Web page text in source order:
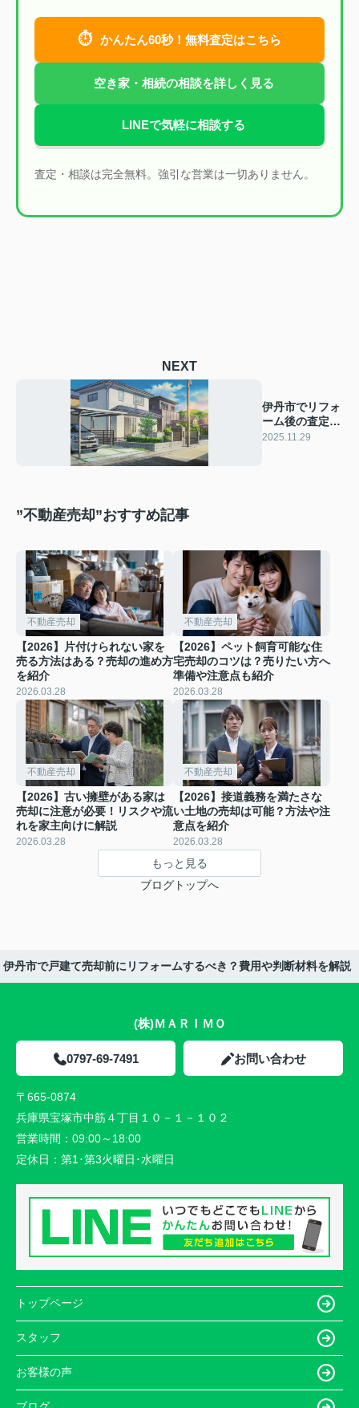
⏱ かんたん60秒！無料査定はこちら
空き家・相続の相談を詳しく見る
LINEで気軽に相談する
査定・相談は完全無料。強引な営業は一切ありません。
NEXT
伊丹市でリフォ
ーム後の査定は
どうする？売却
2025.11.29
”不動産売却”おすすめ記事
不動産売却
【2026】片付けられない家を
売る方法はある？売却の進め方
を紹介
2026.03.28
不動産売却
【2026】ペット飼育可能な住
宅売却のコツは？売りたい方へ
準備や注意点も紹介
2026.03.28
不動産売却
【2026】古い擁壁がある家は
売却に注意が必要！リスクや流
れを家主向けに解説
2026.03.28
不動産売却
【2026】接道義務を満たさな
い土地の売却は可能？方法や注
意点を紹介
2026.03.28
もっと見る
ブログトップへ
伊丹市で戸建て売却前にリフォームするべき？費用や判断材料を解説
(株)ＭＡＲＩＭＯ
0797-69-7491 お問い合わせ
〒665-0874
兵庫県宝塚市中筋４丁目１０－１－１０２
営業時間： 09:00～18:00
定休日： 第1･第3火曜日･水曜日
トップページ
スタッフ
お客様の声